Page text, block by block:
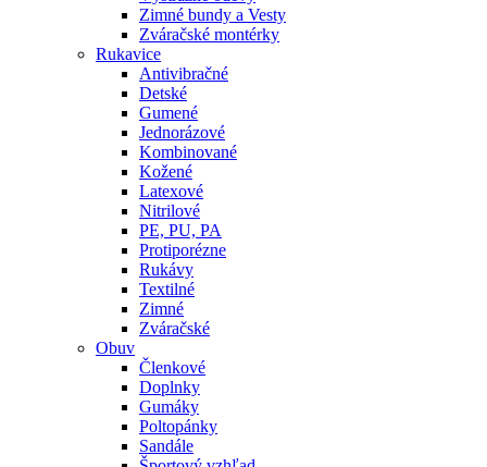
Zimné bundy a Vesty
Zváračské montérky
Rukavice
Antivibračné
Detské
Gumené
Jednorázové
Kombinované
Kožené
Latexové
Nitrilové
PE, PU, PA
Protiporézne
Rukávy
Textilné
Zimné
Zváračské
Obuv
Členkové
Doplnky
Gumáky
Poltopánky
Sandále